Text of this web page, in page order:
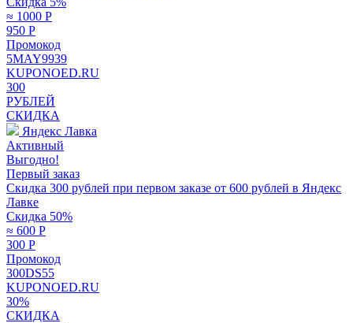
≈ 1000 Р
950 Р
Промокод
5MAY9939
KUPONOED.RU
300
РУБЛЕЙ
СКИДКА
Яндекс Лавка
Активный
Выгодно!
Первый заказ
Скидка 300 рублей при первом заказе от 600 рублей в Яндекс
Лавке
Скидка 50%
≈ 600 Р
300 Р
Промокод
300DS55
KUPONOED.RU
30%
СКИДКА